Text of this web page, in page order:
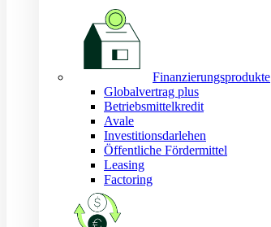
Finanzierungsprodukte
Globalvertrag plus
Betriebsmittelkredit
Avale
Investitionsdarlehen
Öffentliche Fördermittel
Leasing
Factoring